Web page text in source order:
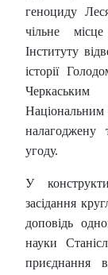
геноциду
чільне місце
Інституту
історії
налагоджену
угоду.
У
засідання
доповідь
науки
приєднання